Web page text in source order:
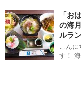
「お
の海
ルラ
こんに
す！